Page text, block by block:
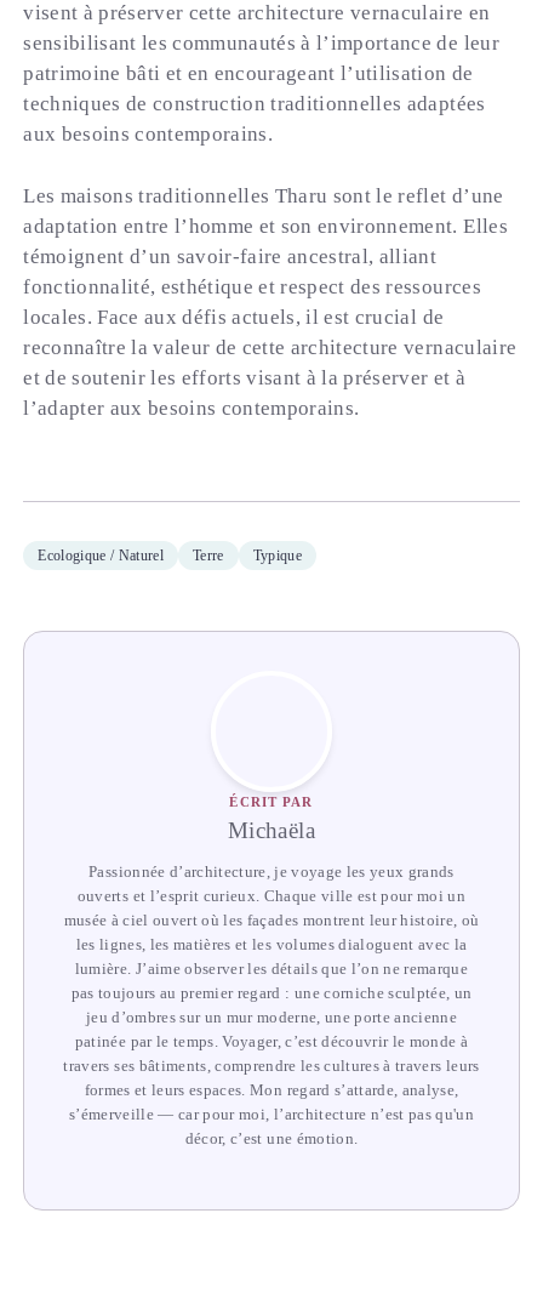
visent à préserver cette architecture vernaculaire en
sensibilisant les communautés à l’importance de leur
patrimoine bâti et en encourageant l’utilisation de
techniques de construction traditionnelles adaptées
aux besoins contemporains.
Les maisons traditionnelles Tharu sont le reflet d’une
adaptation entre l’homme et son environnement. Elles
témoignent d’un savoir-faire ancestral, alliant
fonctionnalité, esthétique et respect des ressources
locales. Face aux défis actuels, il est crucial de
reconnaître la valeur de cette architecture vernaculaire
et de soutenir les efforts visant à la préserver et à
l’adapter aux besoins contemporains.
Ecologique / Naturel Terre Typique
ÉCRIT PAR
Michaëla
Passionnée d’architecture, je voyage les yeux grands
ouverts et l’esprit curieux. Chaque ville est pour moi un
musée à ciel ouvert où les façades montrent leur histoire, où
les lignes, les matières et les volumes dialoguent avec la
lumière. J’aime observer les détails que l’on ne remarque
pas toujours au premier regard : une corniche sculptée, un
jeu d’ombres sur un mur moderne, une porte ancienne
patinée par le temps. Voyager, c’est découvrir le monde à
travers ses bâtiments, comprendre les cultures à travers leurs
formes et leurs espaces. Mon regard s’attarde, analyse,
s’émerveille — car pour moi, l’architecture n’est pas qu'un
décor, c’est une émotion.